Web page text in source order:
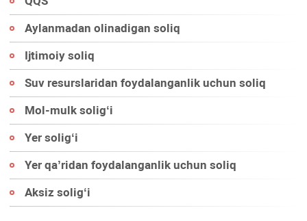
Aylanmadan olinadigan soliq
Ijtimoiy soliq
Suv resurslaridan foydalanganlik uchun soliq
Mol-mulk soligʻi
Yer soligʻi
Yer qa’ridan foydalanganlik uchun soliq
Aksiz soligʻi